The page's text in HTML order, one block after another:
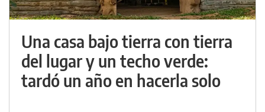
Una casa bajo tierra con tierra
del lugar y un techo verde:
tardó un año en hacerla solo